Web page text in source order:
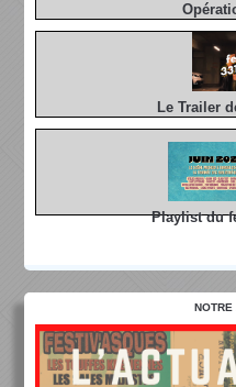
Le Trailer
Playlist du
NOTRE